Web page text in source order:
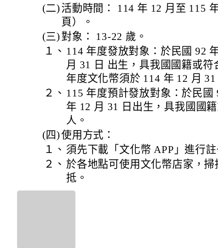
(二) 活動時間： 114 年 12 月至 115
頁）。
(三) 對象： 13-22 歲。
１、 114 年度發放對象：於民國 92
月 31 日 出生，具我國國籍或
年度文化幣須於 114 年 12 月
２、 115 年度預計發放對象：於民國
年 12 月 31 日出生，具我國國
人。
(四)使用方式：
１、 須先下載「文化幣 APP」進行
２、 於各地點可使用文化幣店家，掃
抵。